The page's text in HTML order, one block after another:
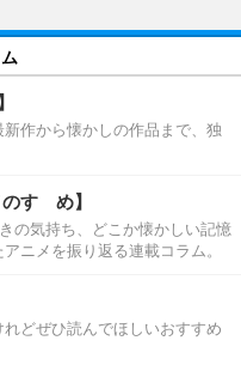
作から懐かしの作品まで、独
すゝめ】
の気持ち、どこか懐かしい記憶
ニメを振り返る連載コラム。
どぜひ読んでほしいおすすめ